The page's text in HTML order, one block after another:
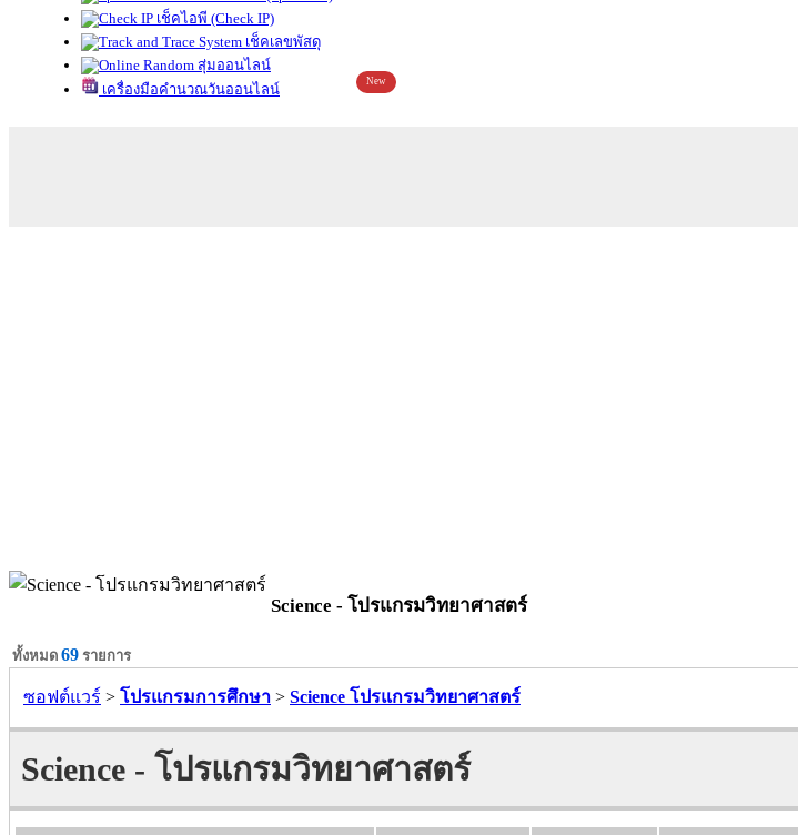
เช็คไอพี (Check IP)
เช็คเลขพัสดุ
สุ่มออนไลน์
เครื่องมือคำนวณวันออนไลน์
New
Science - โปรแกรมวิทยาศาสตร์
ทั้งหมด 69 รายการ
ซอฟต์แวร์ > โปรแกรมการศึกษา > Science โปรแกรมวิทยาศาสตร์
Science - โปรแกรมวิทยาศาสตร์